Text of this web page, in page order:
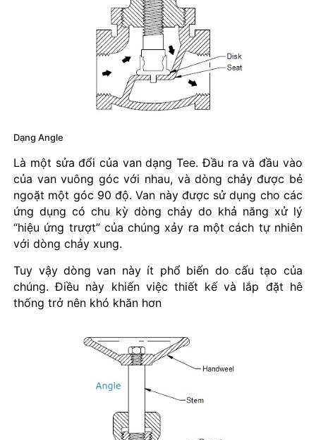
Dạng Angle
Là một sửa đổi của van dạng Tee. Đầu ra và đầu vào
của van vuông góc với nhau, và dòng chảy được bẻ
ngoặt một góc 90 độ. Van này được sử dụng cho các
ứng dụng có chu kỳ dòng chảy do khả năng xử lý
“hiệu ứng trượt” của chúng xảy ra một cách tự nhiên
với dòng chảy xung.
Tuy vậy dòng van này ít phổ biến do cấu tạo của
chúng. Điều này khiến việc thiết kế và lắp đặt hê
thống trở nên khó khăn hơn